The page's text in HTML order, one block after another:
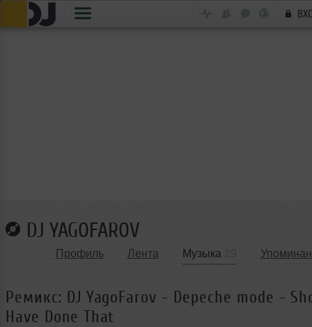
DJ YAGOFAROV
Профиль Лента Музыка
Ремикс: DJ YagoFarov - Depeche mode -
Have Done That